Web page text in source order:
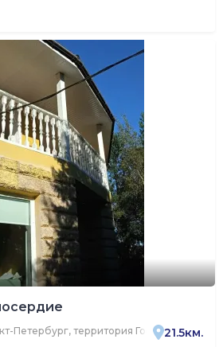
Петербург, территория Горелово,
21.5км.